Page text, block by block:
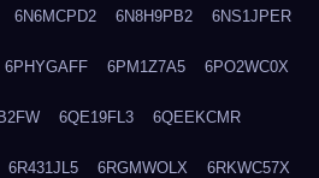
6N6MCPD2 6N8H9PB2 6NS1JPER
6PHYGAFF 6PM1Z7A5 6PO2WC0X
6QE19FL3 6QEEKCMR
6R431JL5 6RGMWOLX 6RKWC57X